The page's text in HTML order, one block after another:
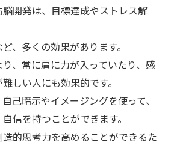
開発は、目標達成やストレス解
、多くの効果があります。
、常に肩に力が入っていたり、感
しい人にも効果的です。
己暗示やイメージングを使って、
信を持つことができます。
的思考力を高めることができるた